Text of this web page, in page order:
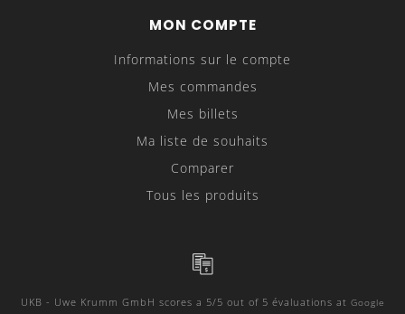
MON COMPTE
Informations sur le compte
Mes commandes
Mes billets
Ma liste de souhaits
Comparer
Tous les produits
UKB - Uwe Krumm GmbH scores a 5/5 out of 5 évaluations at Google